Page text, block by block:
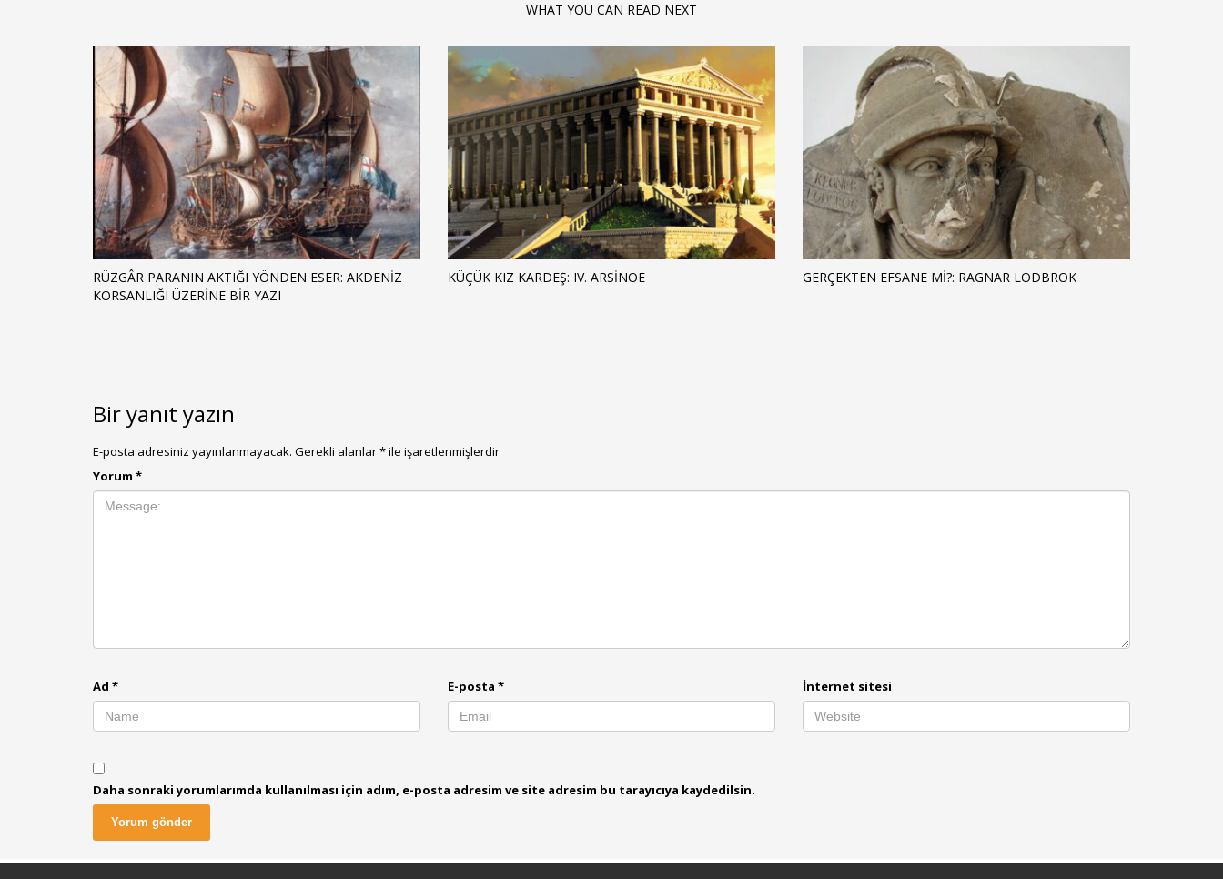
WHAT YOU CAN READ NEXT
RÜZGÂR PARANIN AKTIĞI YÖNDEN ESER: AKDENIZ
KORSANLIĞI ÜZERINE BIR YAZI
KÜÇÜK KIZ KARDEŞ: IV. ARSINOE GERÇEKTEN EFSANE MI?: RAGNAR LODBROK
Bir yanıt yazın
E-posta adresiniz yayınlanmayacak. Gerekli alanlar*ile işaretlenmişlerdir
Yorum *
Ad * E-posta * İnternet sitesi
Daha sonraki yorumlarımda kullanılması için adım, e-posta adresim ve site adresim bu tarayıcıya kaydedilsin.